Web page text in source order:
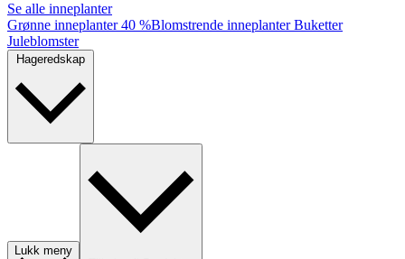
Se alle inneplanter
Grønne inneplanter40 %Blomstrende inneplanterBuketter
Juleblomster
Lukk meny